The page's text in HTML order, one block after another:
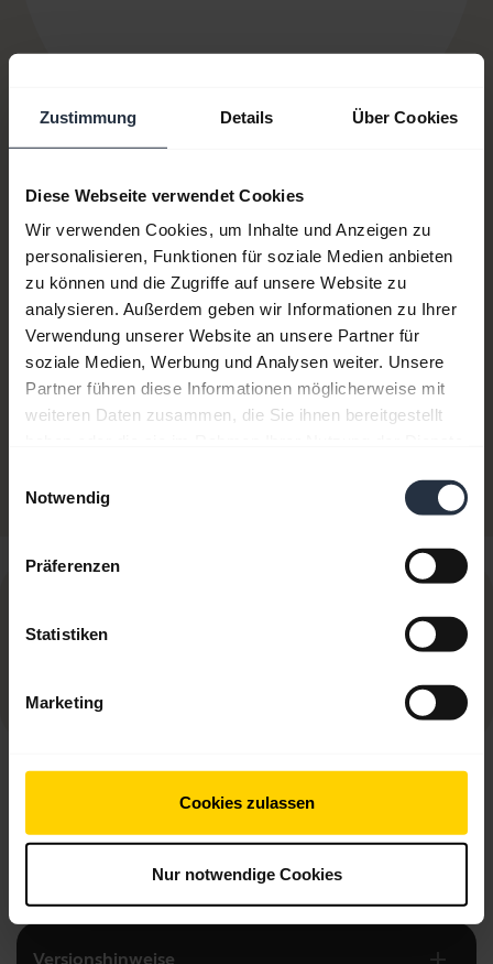
Zustimmung Details Über Cookies
Diese Webseite verwendet Cookies
Wir verwenden Cookies, um Inhalte und Anzeigen zu
personalisieren, Funktionen für soziale Medien anbieten
zu können und die Zugriffe auf unsere Website zu
analysieren. Außerdem geben wir Informationen zu Ihrer
Verwendung unserer Website an unsere Partner für
soziale Medien, Werbung und Analysen weiter. Unsere
Partner führen diese Informationen möglicherweise mit
weiteren Daten zusammen, die Sie ihnen bereitgestellt
Notwendig
Präferenzen
Statistiken
Marketing
Cookies zulassen
Nur notwendige Cookies
Artikel-Nr.:14501-10
Modellnummer(n):N/A
Produktunterlagen
As of March 31, 2025, this app is no longer
being maintained, updated, or supported
Produktunterlagen
Versionshinweise